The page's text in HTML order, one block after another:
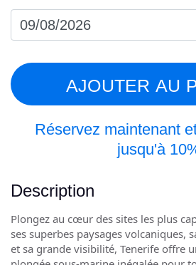
La
Arena
and
El
(per
car)
AJOUTER AU
Réservez maintenant
jusqu'à
Description
Plongez au cœur des sites les plus
ses superbes paysages volcaniques,
et sa grande visibilité, Tenerife offre